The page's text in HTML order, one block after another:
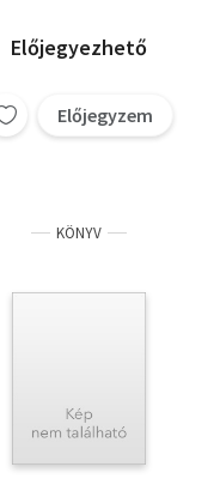
Előjegyezhető
Előjegyzem
KÖNYV